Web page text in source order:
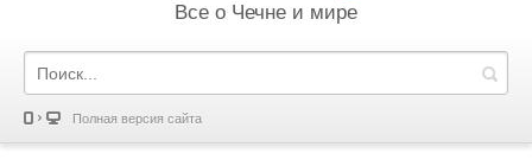
Все о Чечне и мире
Полная версия сайта